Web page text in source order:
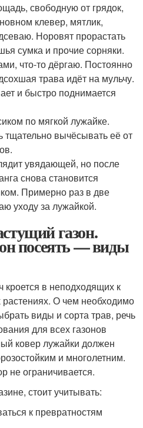
свободную от грядок,
клевер, мятлик,
Норовят прорастать
сумка и прочие сорняки.
что-то дёргаю. Постоянно
трава идёт на мульчу.
и быстро поднимается
по мягкой лужайке.
тщательно вычёсывать её от
увядающей, но после
снова становится
Примерно раз в две
уходу за лужайкой.
газон.
посеять — виды
в неподходящих к
О чем необходимо
виды и сорта трав, речь
для всех газонов
ковер лужайки должен
и многолетним.
не ограничивается.
стоит учитывать:
к превратностям